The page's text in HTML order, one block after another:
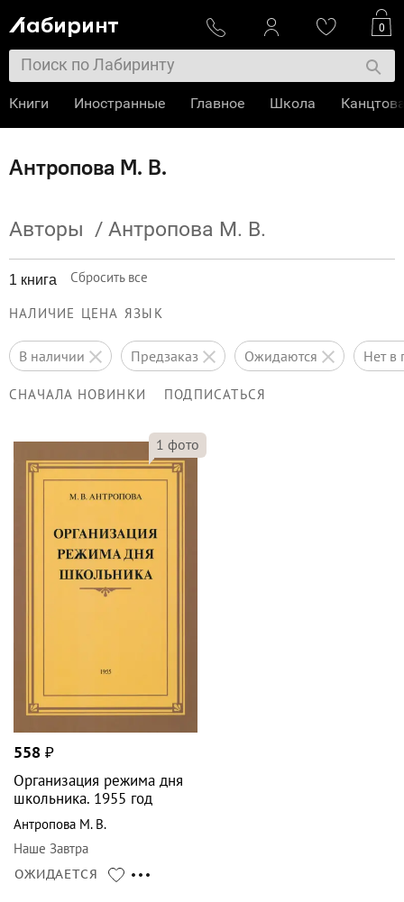
Антропова М. В.
Авторы / Антропова М. В.
1 книга Сбросить все
НАЛИЧИЕ ЦЕНА ЯЗЫК
в наличии предзаказ ожидаются нет
СНАЧАЛА НОВИНКИ ПОДПИСАТЬСЯ
1 фото
558 ₽
Организация режима дня
школьника. 1955 год
Антропова М. В.
Наше Завтра
ОЖИДАЕТСЯ
0
Книги Иностранные Главное Школа